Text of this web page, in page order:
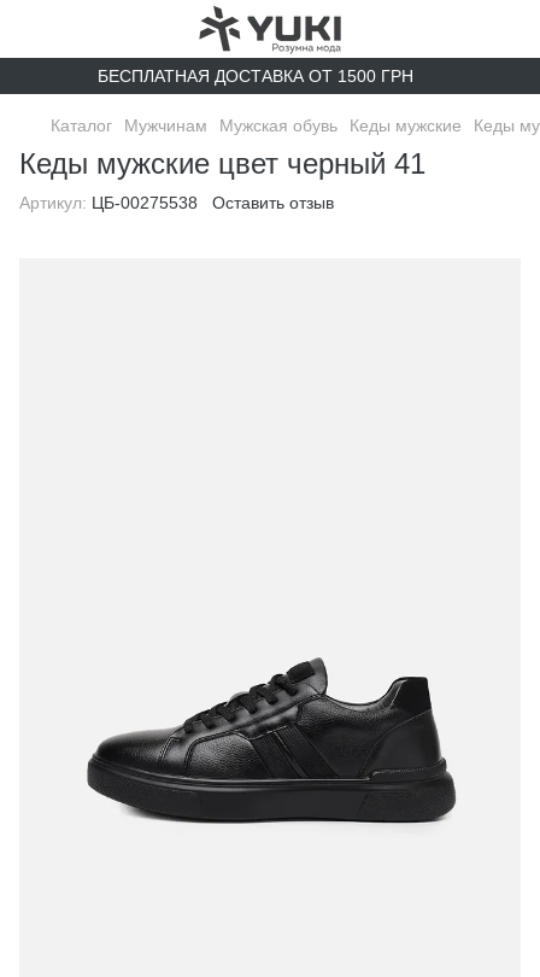
БЕСПЛАТНАЯ ДОСТАВКА ОТ 1500 ГРН
Каталог Мужчинам Мужская обувь Кеды мужские Кеды
Кеды мужские цвет черный 41
Артикул: ЦБ-00275538 Оставить отзыв